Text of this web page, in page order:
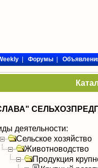
|Форумы|
деятельности:
Сельское хозяйство
Животноводство
Продукция